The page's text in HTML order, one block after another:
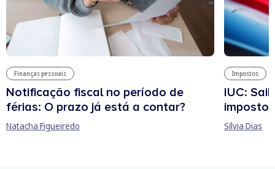
Finanças pessoais
Notificação fiscal no período de
férias: O prazo já está a contar?
Natacha Figueiredo
Impostos
IUC:
imposto
Sílvia Dias